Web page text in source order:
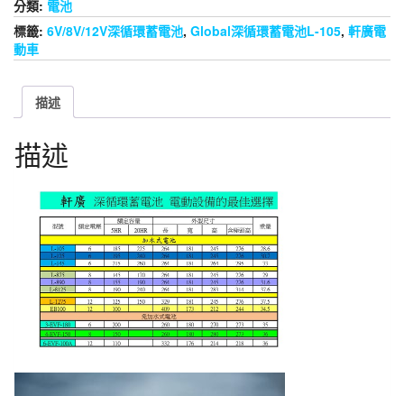
分類: 電池
標籤: 6V/8V/12V深循環蓄電池, Global深循環蓄電池L-105, 軒廣電
動車
描述
描述